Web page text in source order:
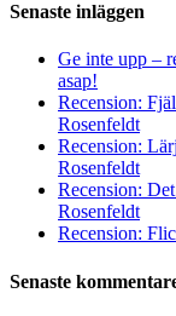
Senaste inläggen
Ge inte upp –
asap!
Recension:
Rosenfeldt
Recension:
Rosenfeldt
Recension:
Rosenfeldt
Recension:
Senaste